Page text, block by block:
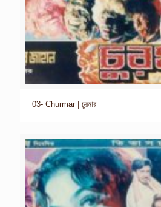
03- Churmar | চুরমার